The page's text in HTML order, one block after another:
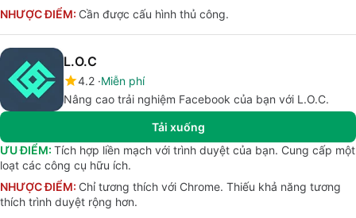
NHƯỢC ĐIỂM: Cần được cấu hình thủ công.
L.O.C
4.2 Miễn phí
Nâng cao trải nghiệm Facebook của bạn với L.O.C.
Tải xuống
ƯU ĐIỂM: Tích hợp liền mạch với trình duyệt của bạn. Cung cấp một
loạt các công cụ hữu ích.
NHƯỢC ĐIỂM: Chỉ tương thích với Chrome. Thiếu khả năng tương
thích trình duyệt rộng hơn.